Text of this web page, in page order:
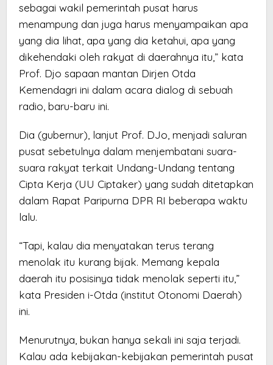
sebagai wakil pemerintah pusat harus
menampung dan juga harus menyampaikan apa
yang dia lihat, apa yang dia ketahui, apa yang
dikehendaki oleh rakyat di daerahnya itu,” kata
Prof. Djo sapaan mantan Dirjen Otda
Kemendagri ini dalam acara dialog di sebuah
radio, baru-baru ini.
Dia (gubernur), lanjut Prof. DJo, menjadi saluran
pusat sebetulnya dalam menjembatani suara-
suara rakyat terkait Undang-Undang tentang
Cipta Kerja (UU Ciptaker) yang sudah ditetapkan
dalam Rapat Paripurna DPR RI beberapa waktu
lalu.
“Tapi, kalau dia menyatakan terus terang
menolak itu kurang bijak. Memang kepala
daerah itu posisinya tidak menolak seperti itu,”
kata Presiden i-Otda (institut Otonomi Daerah)
ini.
Menurutnya, bukan hanya sekali ini saja terjadi.
Kalau ada kebijakan-kebijakan pemerintah pusat